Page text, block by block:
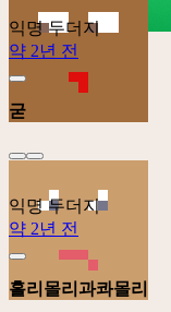
익명 두더지
약 2년 전
굳
익명 두더지
약 2년 전
홀리몰리과콰몰리